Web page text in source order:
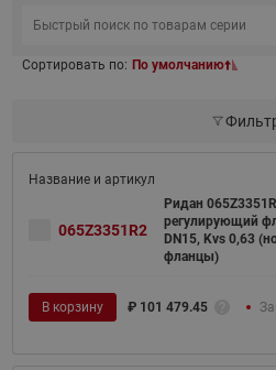
Сортировать по: По умолчанию
065Z3351R2
Ридан
регулирующий
DN15, Kvs 0,63
фланцы)
В корзину ₽ 101 479.45